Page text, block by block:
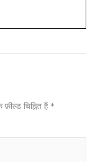
चिह्नित हैं *